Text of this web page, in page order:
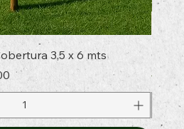
3,5 x 6 mts
R$